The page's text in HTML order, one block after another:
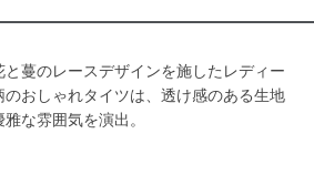
蔓のレースデザインを施したレディー
のおしゃれタイツは、透け感のある生地
な雰囲気を演出。